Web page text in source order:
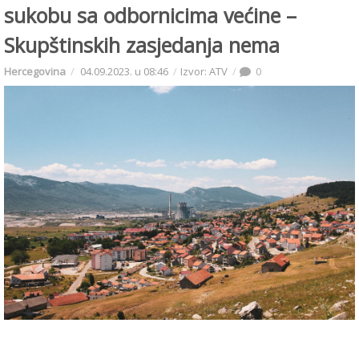
sukobu sa odbornicima većine –
Skupštinskih zasjedanja nema
Hercegovina 04.09.2023. u 08:46 Izvor: ATV 0